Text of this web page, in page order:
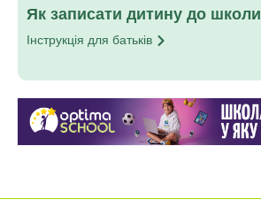
Як записати дитину до школи
Інструкція для батьків